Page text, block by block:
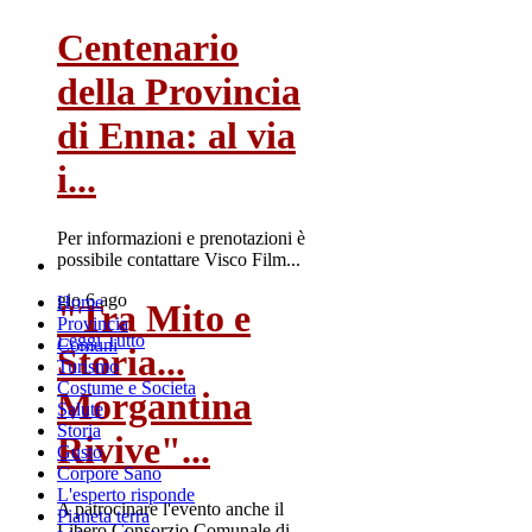
Centenario
della Provincia
di Enna: al via
i...
Per informazioni e prenotazioni è
possibile contattare Visco Film...
gio 6 ago
Leggi Tutto
"Tra Mito e
Storia...
Morgantina
Rivive"...
A patrocinare l'evento anche il
Home
Provincia
Comuni
Turismo
Costume e Societa
Salute
Storia
Gusto
Corpore Sano
L'esperto risponde
Pianeta terra